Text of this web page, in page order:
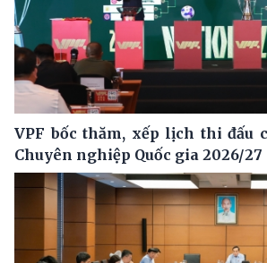
VPF bốc thăm, xếp lịch thi đấu
Chuyên nghiệp Quốc gia 2026/27